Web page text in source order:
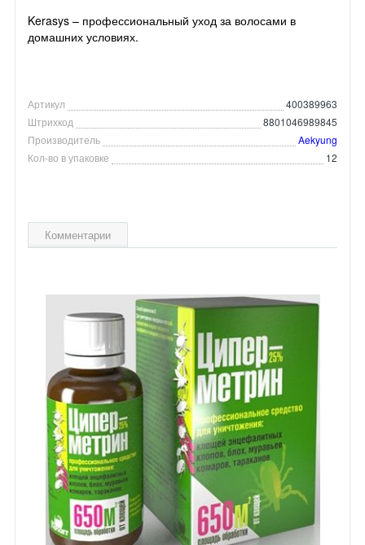
Kerasys – профессиональный уход за волосами в
домашних условиях.
Артикул
400389963
Штрихкод
8801046989845
Производитель
Aekyung
Кол-во в упаковке
12
Комментарии